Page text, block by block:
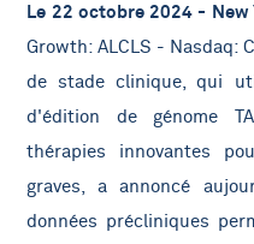
Le 22 octobre 2024 - New
Growth: ALCLS - Nasdaq:
de stade clinique, qui
d'édition de génome
thérapies innovantes
graves, a annoncé
données précliniques